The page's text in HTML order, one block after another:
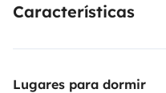
Características
Lugares para dormir